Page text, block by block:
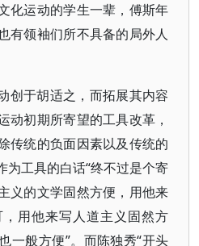
化运动的学生一辈，傅斯年
有领袖们所不具备的局外人
创于胡适之，而拓展其内容
动初期所寄望的工具改革，
传统的负面因素以及传统的
为工具的白话“终不过是个寄
义的文学固然方便，用他来
用他来写人道主义固然方
一般方便”。而陈独秀“开头